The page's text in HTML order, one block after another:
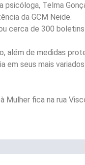
psicóloga, Telma
da GCM Neide.
cerca de 300
além de medidas
em seus mais
Mulher fica na rua